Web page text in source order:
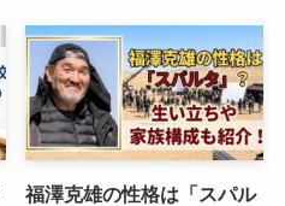
福澤克雄の性格は「スパル